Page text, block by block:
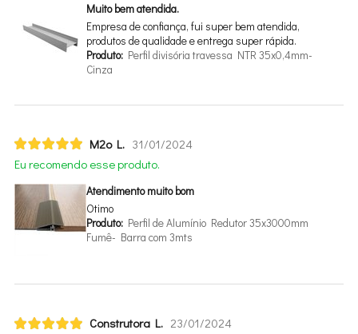
Muito bem atendida.
Empresa de confiança, fui super bem atendida,
produtos de qualidade e entrega super rápida.
Produto:Perfil divisória travessa NTR 35x0,4mm-
Cinza
M2o L. 31/01/2024
Eu recomendo esse produto.
Atendimento muito bom
Otimo
Produto:Perfil de Alumínio Redutor 35x3000mm
Fumê- Barra com 3mts
Construtora L. 23/01/2024